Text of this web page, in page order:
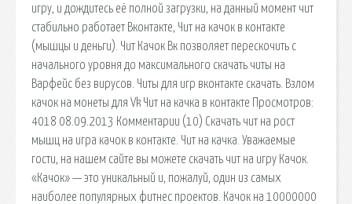
игру, и дождитесь её полной загрузки, на данный момент чит
стабильно работает Вконтакте, Чит на качок в контакте
(мышцы и деньги). Чит Качок Вк позволяет перескочить с
начального уровня до максимального cкачать читы на
Варфейс без вирусов. Читы для игр вконтакте скачать. Взлом
качок на монеты для Vk Чит на качка в контакте Просмотров:
4018 08.09.2013 Комментарии (10) Скачать чит на рост
мышц на игра качoк в контакте. Чит на качка. Уважаемые
гости, на нашем сайте вы можете скачать чит на игру Качок.
«Качок» — это уникальный и, пожалуй, один из самых
наиболее популярных фитнес проектов. Качок на 10000000